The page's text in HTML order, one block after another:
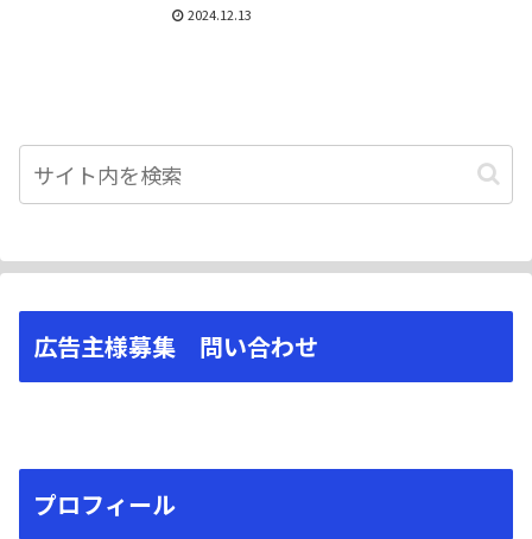
2024.12.13
広告主様募集 問い合わせ
プロフィール